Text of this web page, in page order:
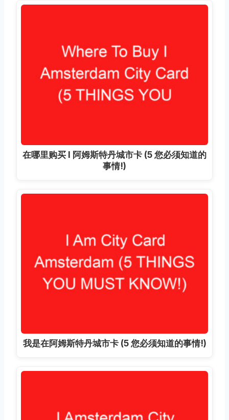
在哪里购买 I 阿姆斯特丹城市卡 (5 您必须知道的
事情!)
我是在阿姆斯特丹城市卡 (5 您必须知道的事情!)